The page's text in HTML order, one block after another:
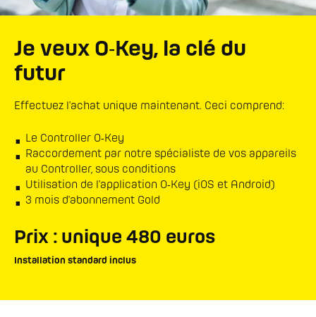
Je veux O‑Key, la clé du
futur
Effectuez l'achat unique maintenant. Ceci comprend:
Le Controller O‑Key
Raccordement par notre spécialiste de vos appareils
au Controller, sous conditions
Utilisation de l'application O‑Key (iOS et Android)
3 mois d'abonnement Gold
Prix : unique 480 euros
Installation standard inclus